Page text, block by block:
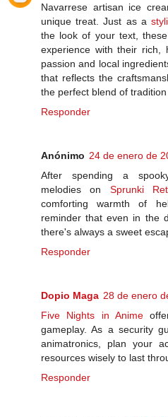
Navarrese artisan ice
unique treat. Just as a
the look of your text,
experience with their rich,
passion and local
that reflects the
the perfect blend of
Responder
Anónimo 24 de enero de
After spending a
melodies on Sprunki
comforting warmth of
reminder that even in the
there's always a sweet
Responder
Dopio Maga 28 de enero
Five Nights in Anime
gameplay. As a security
animatronics, plan your
resources wisely to last
Responder